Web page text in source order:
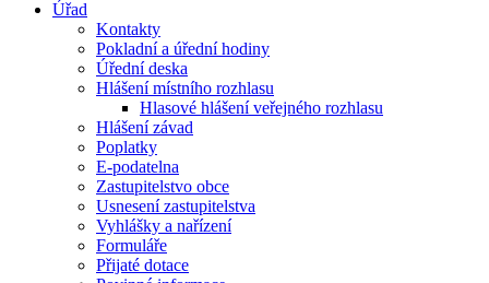
Úřad
Kontakty
Pokladní a úřední hodiny
Úřední deska
Hlášení místního rozhlasu
Hlasové hlášení veřejného rozhlasu
Hlášení závad
Poplatky
E-podatelna
Zastupitelstvo obce
Usnesení zastupitelstva
Vyhlášky a nařízení
Formuláře
Přijaté dotace